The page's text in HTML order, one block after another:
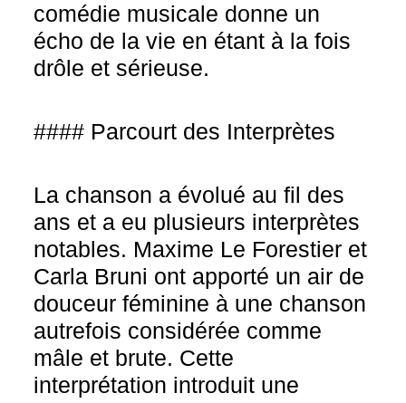
comédie musicale donne un
écho de la vie en étant à la fois
drôle et sérieuse.
#### Parcourt des Interprètes
La chanson a évolué au fil des
ans et a eu plusieurs interprètes
notables. Maxime Le Forestier et
Carla Bruni ont apporté un air de
douceur féminine à une chanson
autrefois considérée comme
mâle et brute. Cette
interprétation introduit une